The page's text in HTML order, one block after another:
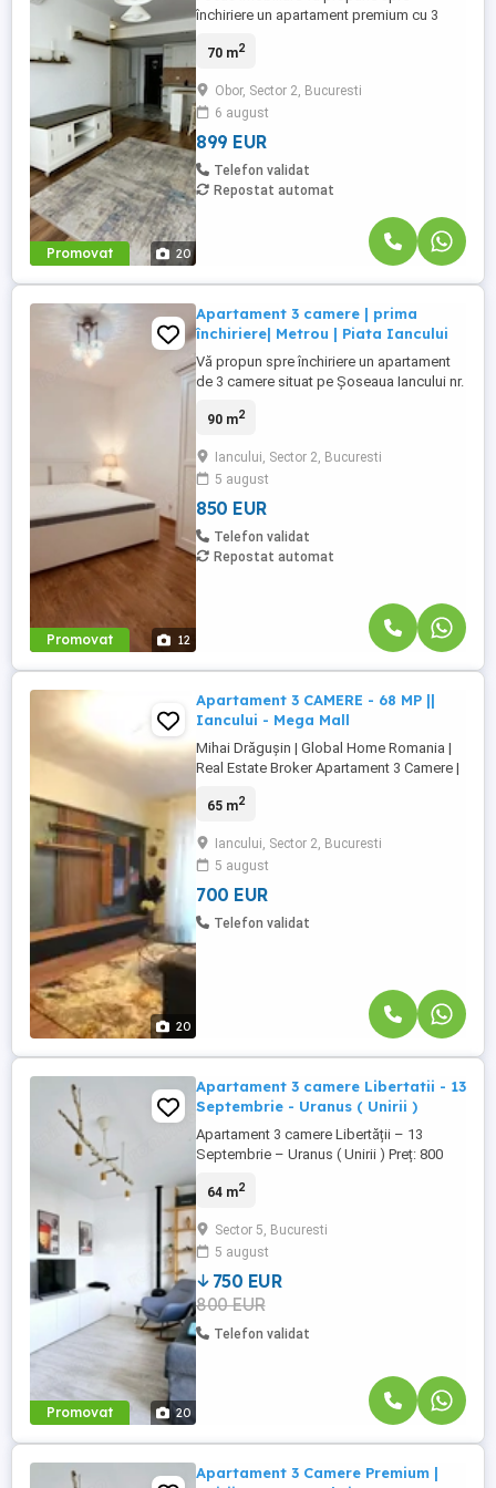
Promovat 20
închiriere un apartament premium cu 3
pe Șoseaua Colentina nr. 16, unul dintre
din Sectorul 2. Amplasat la etajul 5, cu
orientare sud-vest și o vedere panoramică
spectaculoasă, apartamentul ...
70 m2
Obor, Sector 2, Bucuresti
6 august
899 EUR
Telefon validat
Repostat automat
Promovat 12
Apartament 3 camere | prima
închiriere| Metrou | Piata Iancului
Vă propun spre închiriere un apartament
de 3 camere situat pe Șoseaua Iancului nr.
termic, prevăzut cu lift. Locuința este
închiriere, fiind pregătită pentru viitorii
chiriași în condiții foarte bune.
Apartamentul este ...
90 m2
Iancului, Sector 2, Bucuresti
5 august
850 EUR
Telefon validat
Repostat automat
20
Apartament 3 CAMERE - 68 MP ||
Iancului - Mega Mall
Mihai Drăgușin | Global Home Romania |
Real Estate Broker Apartament 3 Camere |
| Mega Mall Liber 1 Octombrie Detalii Zonă
apartament cu 3 camere, situat pe
Șoseaua Iancului, într-una dintre cele mai
bine conectate zone ale ...
65 m2
Iancului, Sector 2, Bucuresti
5 august
700 EUR
Telefon validat
Promovat 20
Apartament 3 camere Libertatii - 13
Septembrie - Uranus ( Unirii )
Apartament 3 camere Libertății – 13
Septembrie – Uranus ( Unirii ) Preț: 800
Bloc: 2016 Disponibil imediat Exclusivitate
decomandat, situat în zona Libertății – 13
Septembrie – Uranus, într-un imobil
modern finalizat în 2016, ...
64 m2
Sector 5, Bucuresti
5 august
750 EUR
800 EUR
Telefon validat
Apartament 3 Camere Premium |